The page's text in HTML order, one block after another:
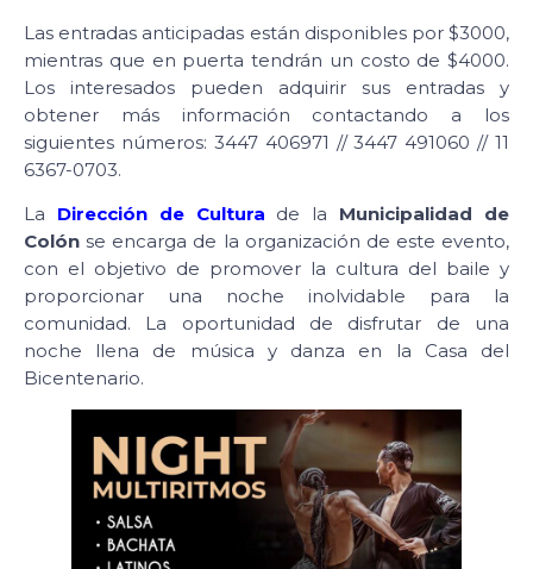
Las entradas anticipadas están disponibles por $3000,
mientras que en puerta tendrán un costo de $4000.
Los interesados pueden adquirir sus entradas y
obtener más información contactando a los
siguientes números: 3447 406971 // 3447 491060 // 11
6367-0703.
La Dirección de Cultura de la Municipalidad de
Colón se encarga de la organización de este evento,
con el objetivo de promover la cultura del baile y
proporcionar una noche inolvidable para la
comunidad. La oportunidad de disfrutar de una
noche llena de música y danza en la Casa del
Bicentenario.